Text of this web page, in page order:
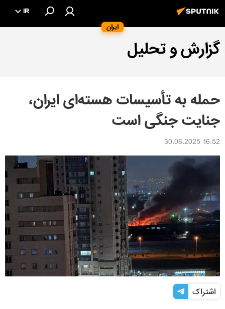
ایران
IR
گزارش و تحلیل
حمله به تأسیسات هسته‌ای ایران،
جنایت جنگی است
16:52 30.06.2025
اشتراک